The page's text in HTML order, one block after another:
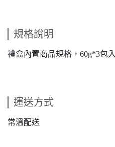
規格說明
禮盒內置商品規格，60g*3包入
運送方式
常溫配送